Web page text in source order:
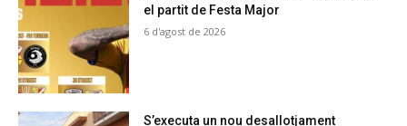
el partit de Festa Major
6 d'agost de 2026
S’executa un nou desallotjament